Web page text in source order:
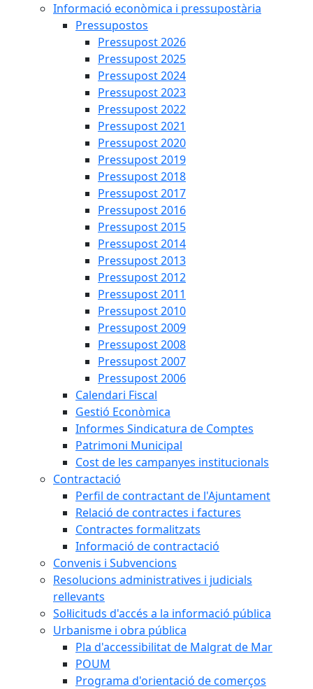
Informació econòmica i pressupostària
Pressupostos
Pressupost 2026
Pressupost 2025
Pressupost 2024
Pressupost 2023
Pressupost 2022
Pressupost 2021
Pressupost 2020
Pressupost 2019
Pressupost 2018
Pressupost 2017
Pressupost 2016
Pressupost 2015
Pressupost 2014
Pressupost 2013
Pressupost 2012
Pressupost 2011
Pressupost 2010
Pressupost 2009
Pressupost 2008
Pressupost 2007
Pressupost 2006
Calendari Fiscal
Gestió Econòmica
Informes Sindicatura de Comptes
Patrimoni Municipal
Cost de les campanyes institucionals
Contractació
Perfil de contractant de l'Ajuntament
Relació de contractes i factures
Contractes formalitzats
Informació de contractació
Convenis i Subvencions
Resolucions administratives i judicials
rellevants
Sol·licituds d'accés a la informació pública
Urbanisme i obra pública
Pla d'accessibilitat de Malgrat de Mar
POUM
Programa d'orientació de comerços